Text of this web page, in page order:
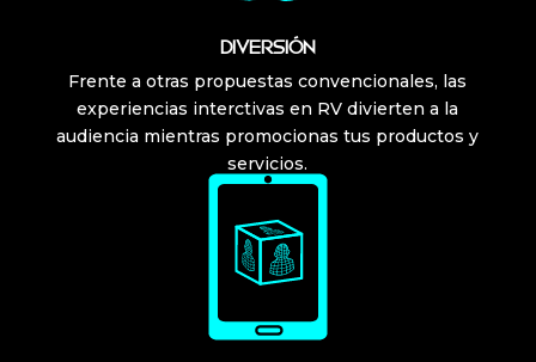
DIVERSIÓN
Frente a otras propuestas convencionales, las
experiencias interctivas en RV divierten a la
audiencia mientras promocionas tus productos y
servicios.